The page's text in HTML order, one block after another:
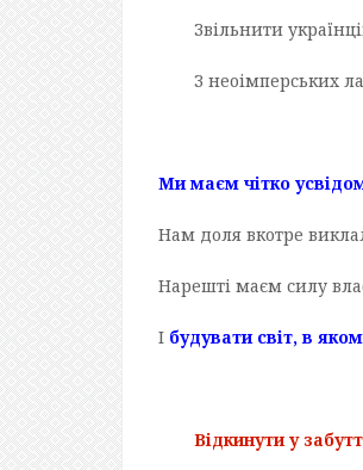
Звільнити
З неоімперських
Ми маєм чітко
Нам доля вкотре
Нарешті маєм силу
І будувати світ, в
Відкинути у